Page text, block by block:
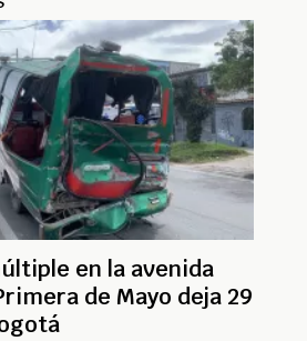
en la avenida
de Mayo deja 29